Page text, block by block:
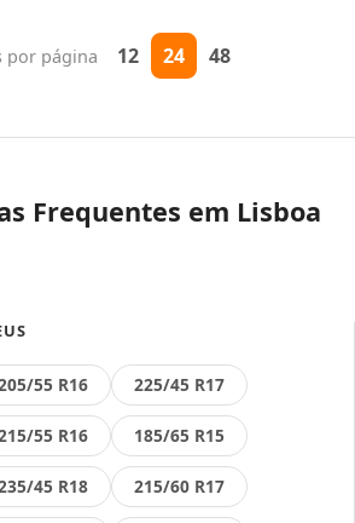
por página 12 24 48
Frequentes em Lisboa
55 R16 225/45 R17
55 R16 185/65 R15
45 R18 215/60 R17